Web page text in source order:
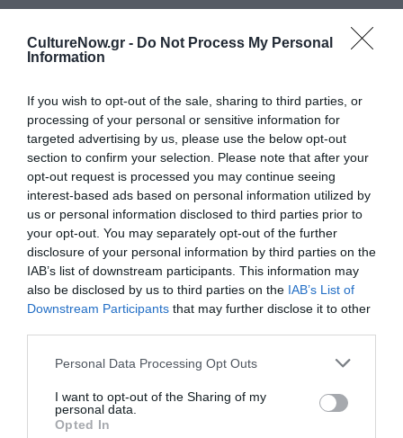
CultureNow.gr - Do Not Process My Personal
Information
If you wish to opt-out of the sale, sharing to third parties, or
processing of your personal or sensitive information for
targeted advertising by us, please use the below opt-out
section to confirm your selection. Please note that after your
opt-out request is processed you may continue seeing
interest-based ads based on personal information utilized by
us or personal information disclosed to third parties prior to
your opt-out. You may separately opt-out of the further
disclosure of your personal information by third parties on the
IAB’s list of downstream participants. This information may
also be disclosed by us to third parties on the IAB’s List of
Downstream Participants that may further disclose it to other
Personal Data Processing Opt Outs
I want to opt-out of the Sharing of my
personal data.
Opted In
Θέατρο και
Βιβλιοπωλείο De
Profundis
Αλεξάνδρα
Αυδή Καλκάνη
ΒΙΒΛΙΟ / ΝΕΑ
Ποιητικοί
Profundis με την
Κατερίνα
ΒΙΒΛΙΟ / ΑΡΘΡΑ
Πέντε βιβλία που
ξαναδιαβάσουμε